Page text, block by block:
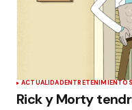
ACTUALIDAD ENTRETENIMIENTO
Rick y Morty